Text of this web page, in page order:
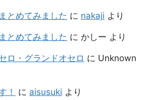
とめてみました に nakaji より
とめてみました に かしー より
ロ・グランドオセロ に Unknown
！ に aisusuki より